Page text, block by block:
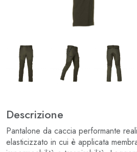
Descrizione
Pantalone da caccia performante
elasticizzato in cui è applicata